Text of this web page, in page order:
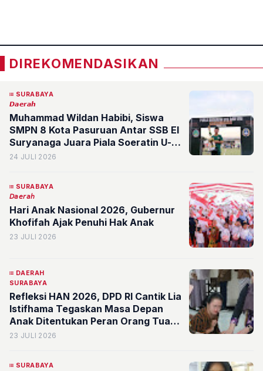
DIREKOMENDASIKAN
SURABAYA
𝘿𝙖𝙚𝙧𝙖𝙝
Muhammad Wildan Habibi, Siswa
SMPN 8 Kota Pasuruan Antar SSB El
Suryanaga Juara Piala Soeratin U-15
2026
24 JULI 2026
SURABAYA
𝘋𝘢𝘦𝘳𝘢𝘩
Hari Anak Nasional 2026, Gubernur
Khofifah Ajak Penuhi Hak Anak
23 JULI 2026
DAERAH
SURABAYA
Refleksi HAN 2026, DPD RI Cantik Lia
Istifhama Tegaskan Masa Depan
Anak Ditentukan Peran Orang Tua
dan Lingkungan yang Sehat
23 JULI 2026
SURABAYA